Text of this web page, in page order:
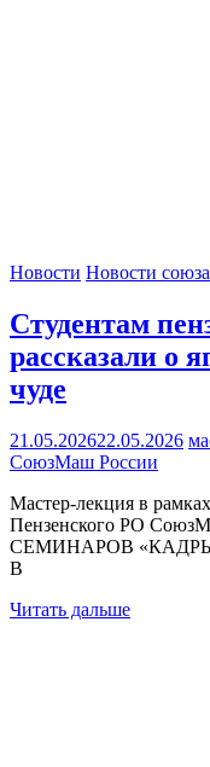
Новости Новости союза
Студентам
рассказали о
чуде
21.05.202622.05.2026
СоюзМаш России
Мастер-лекция в
Пензенского РО
СЕМИНАРОВ
В
Читать дальше